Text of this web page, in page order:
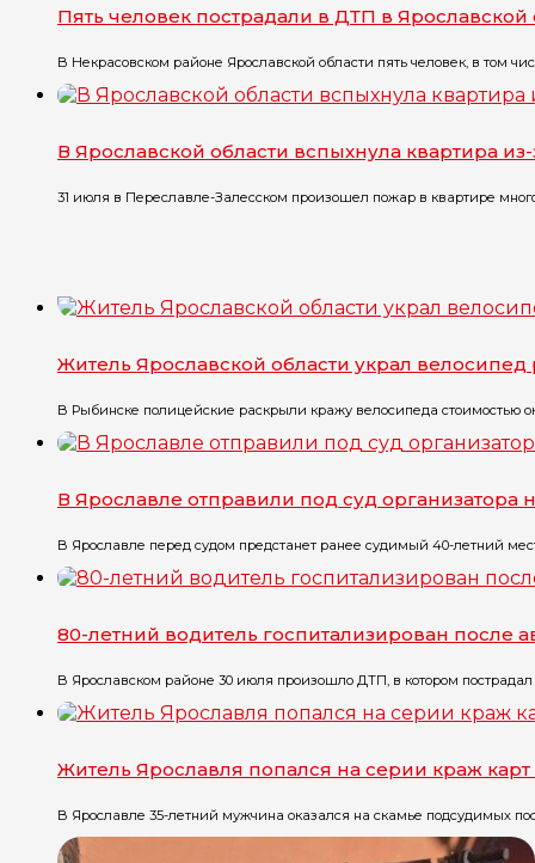
Пять человек пострадали в ДТП в Ярославской
В Некрасовском районе Ярославской области пять человек, в том
В Ярославской области вспыхнула квартира
31 июля в Переславле-Залесском произошел пожар в квартире
Житель Ярославской области украл
В Рыбинске полицейские раскрыли кражу велосипеда стоимостью
В Ярославле отправили под суд организатора
В Ярославле перед судом предстанет ранее судимый 40-летний
80-летний водитель госпитализирован после
В Ярославском районе 30 июля произошло ДТП, в котором
Житель Ярославля попался на серии краж карт
В Ярославле 35-летний мужчина оказался на скамье подсудимых